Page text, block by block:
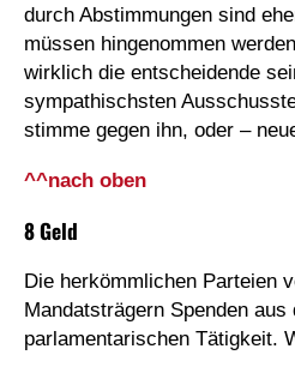
durch Abstimmungen sind
müssen hingenommen
wirklich die entscheidende
sympathischsten
stimme gegen ihn, oder –
^^nach oben
8 Geld
Die herkömmlichen Parteien
Mandatsträgern Spenden
parlamentarischen Tätigkeit.